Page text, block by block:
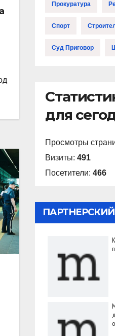
Прокуратура
Спорт
Суд Приговор
для
Просмотры
Визиты:491
Посетители:466